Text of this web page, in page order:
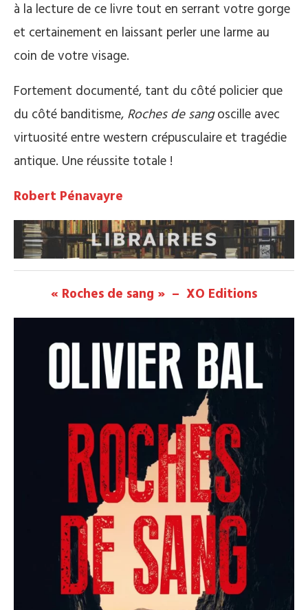
à la lecture de ce livre tout en serrant votre gorge
et certainement en laissant perler une larme au
coin de votre visage.
Fortement documenté, tant du côté policier que
du côté banditisme, Roches de sangoscille avec
virtuosité entre western crépusculaire et tragédie
antique. Une réussite totale !
Robert Pénavayre
« Roches de sang » – XO Editions